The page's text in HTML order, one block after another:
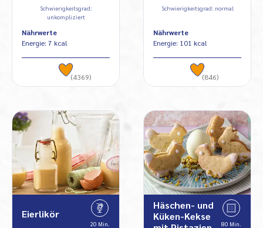
Schwierigkeitsgrad:
unkompliziert
Nährwerte
Energie: 7 kcal
(4369)
Schwierigkeitsgrad: normal
Nährwerte
Energie: 101 kcal
(846)
Eierlikör
20 Min.
Häschen- und
Küken-Kekse
80 Min.